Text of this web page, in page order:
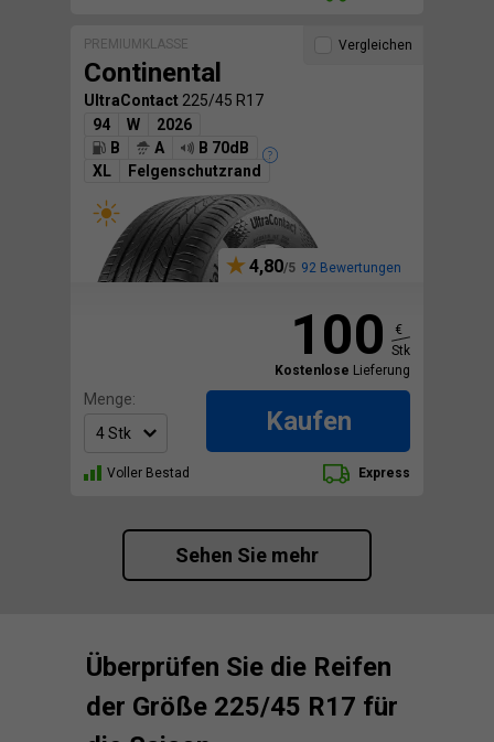
PREMIUMKLASSE
Continental
UltraContact 225/45 R17
94
W
2026
B
A
B 70dB
XL
Felgenschutzrand
4,80 92 Bewertungen
Vergleichen
100
€
Stk
Kostenlose Lieferung
Menge:
Kaufen
Voller Bestad Express
Sehen Sie mehr
Überprüfen Sie die Reifen
der Größe 225/45 R17 für